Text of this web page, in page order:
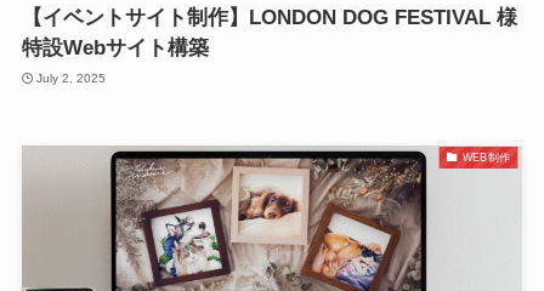
【イベントサイト制作】LONDON DOG FESTIVAL 様
特設Webサイト構築
July 2, 2025
WEB制作